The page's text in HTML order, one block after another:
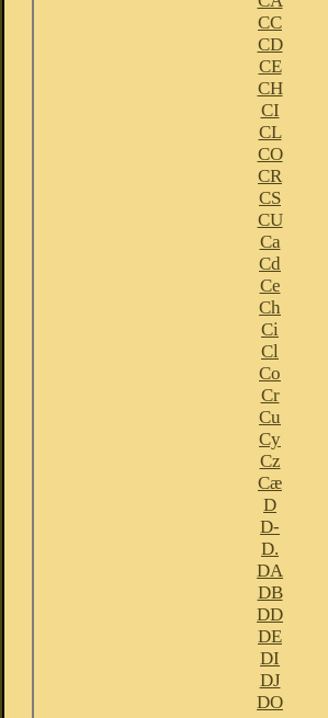
CC
CD
CE
CH
CI
CL
CO
CR
CS
CU
Ca
Cd
Ce
Ch
Ci
Cl
Co
Cr
Cu
Cy
Cz
Cæ
D
D-
D.
DA
DB
DD
DE
DI
DJ
DO